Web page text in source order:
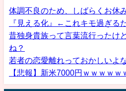
体調不良のため、しばらくお休
『見える化』←これキモ過ぎる
昔独身貴族って言葉流行ったけ
ね？
若者の恋愛離れっておかしいよ
【悲報】新米7000円ｗｗｗｗｗ